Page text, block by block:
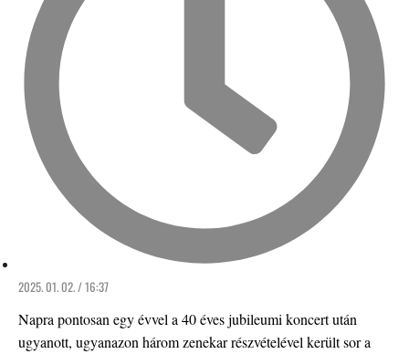
2025. 01. 02. / 16:37
Napra pontosan egy évvel a 40 éves jubileumi koncert után
ugyanott, ugyanazon három zenekar részvételével került sor a